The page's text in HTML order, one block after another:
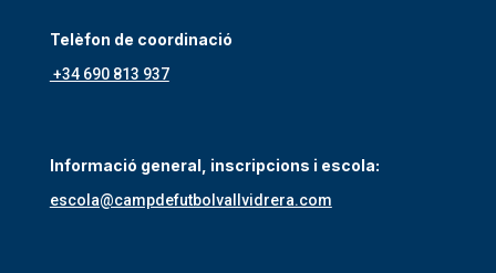
Telèfon de coordinació
+34 690 813 937
Informació general, inscripcions i escola:
escola@campdefutbolvallvidrera.com